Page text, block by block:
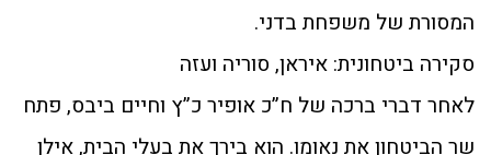
המסורת של משפחת בדני.
סקירה ביטחונית: איראן, סוריה ועזה
לאחר דברי ברכה של ח”כ אופיר כ”ץ וחיים ביבס, פתח
שר הביטחון את נאומו. הוא בירך את בעלי הבית, אילן